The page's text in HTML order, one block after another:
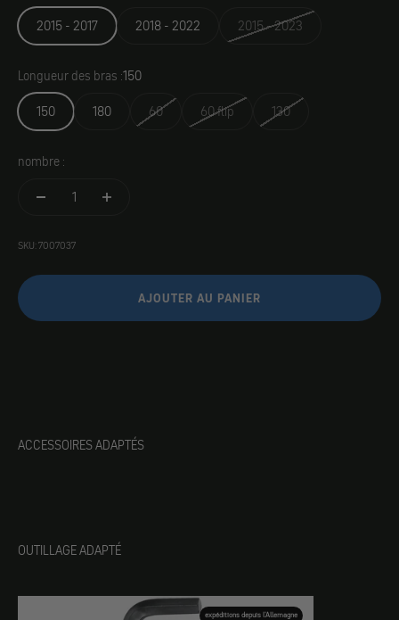
2015 - 2017
2018 - 2022 2015 - 2023
Longueur des bras :150
150
180 60 60 flip 130
nombre :
SKU: 7007037
AJOUTER AU PANIER
ACCESSOIRES ADAPTÉS
OUTILLAGE ADAPTÉ
expéditions depuis l'Allemagne